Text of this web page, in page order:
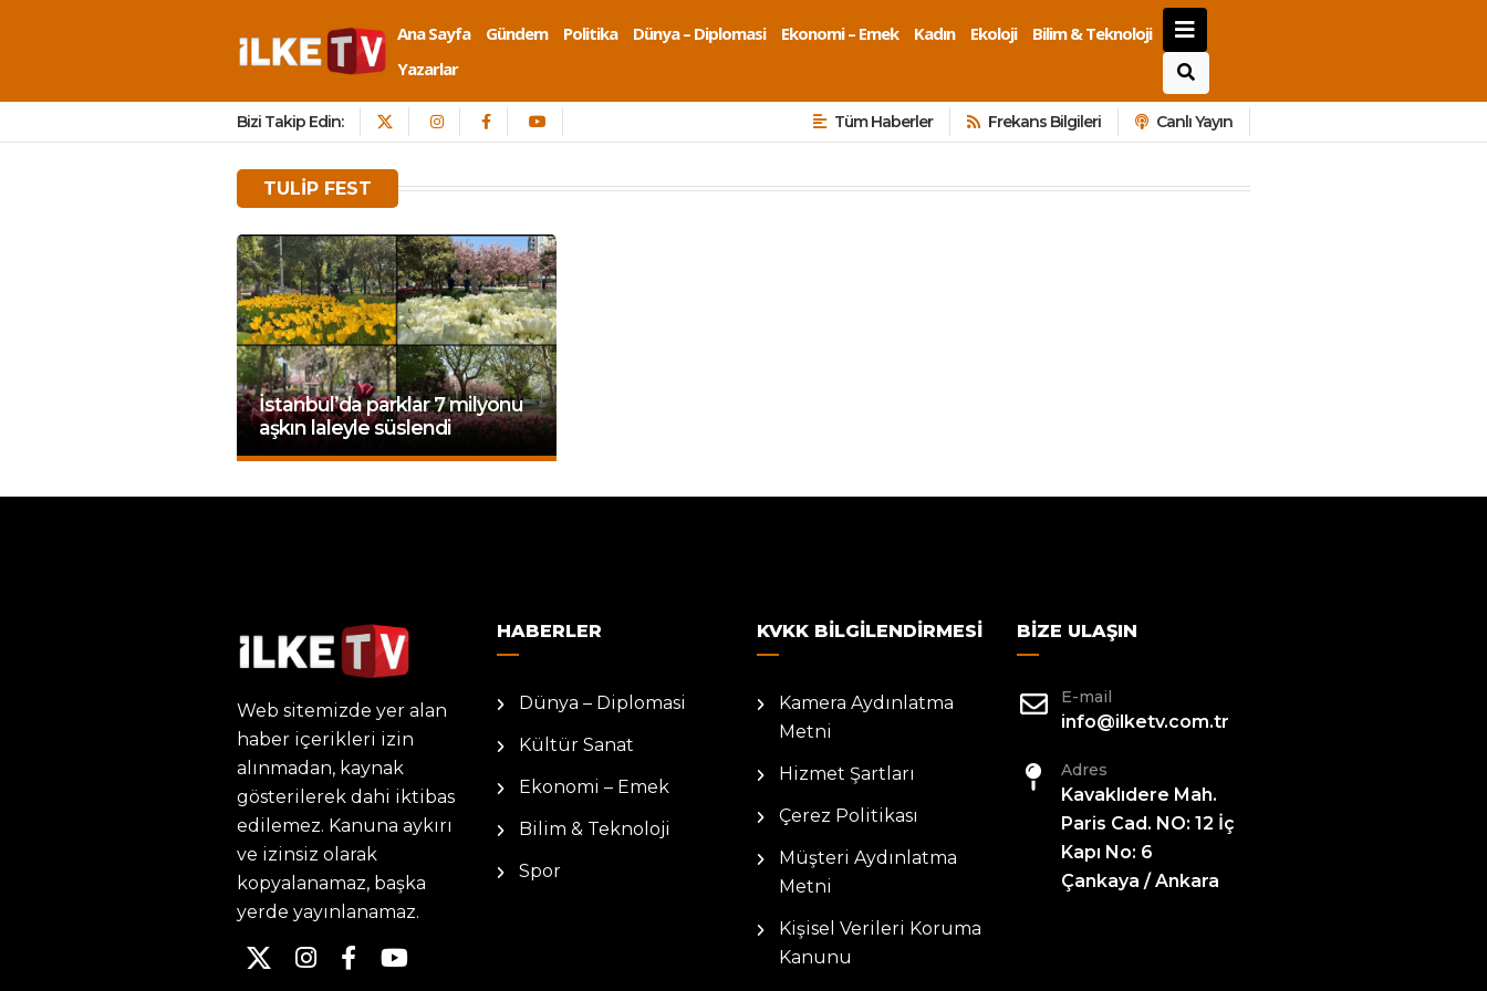
Ana Sayfa Gündem Politika Dünya – Diplomasi Ekonomi – Emek Kadın Ekoloji
Bilim & Teknoloji
Yazarlar
Bizi Takip Edin: Tüm Haberler Frekans Bilgileri Canlı Yayın
TULIP FEST
İstanbul’da parklar 7 milyonu
aşkın laleyle süslendi
Web sitemizde yer alan
haber içerikleri izin
alınmadan, kaynak
gösterilerek dahi iktibas
edilemez. Kanuna aykırı
ve izinsiz olarak
kopyalanamaz, başka
yerde yayınlanamaz.
HABERLER
Dünya – Diplomasi
Kültür Sanat
Ekonomi – Emek
Bilim & Teknoloji
Spor
KVKK BILGILENDIRMESI
Kamera Aydınlatma
Metni
Hizmet Şartları
Çerez Politikası
Müşteri Aydınlatma
Metni
Kişisel Verileri Koruma
Kanunu
BIZE ULAŞIN
E-mail
info@ilketv.com.tr
Adres
Kavaklıdere Mah.
Paris Cad. NO: 12 İç
Kapı No: 6
Çankaya / Ankara